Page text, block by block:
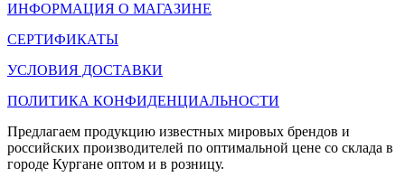
ИНФОРМАЦИЯ О МАГАЗИНЕ
СЕРТИФИКАТЫ
УСЛОВИЯ ДОСТАВКИ
ПОЛИТИКА КОНФИДЕНЦИАЛЬНОСТИ
Предлагаем продукцию известных мировых брендов и
российских производителей по оптимальной цене со склада в
городе Кургане оптом и в розницу.